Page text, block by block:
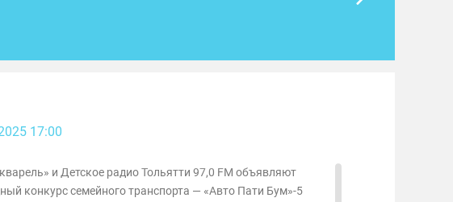
17:00
и Детское радио Тольятти 97,0 FM объявляют
конкурс семейного транспорта — «Авто Пати Бум»-5